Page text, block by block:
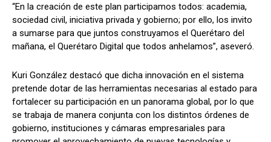
“En la creación de este plan participamos todos: academia,
sociedad civil, iniciativa privada y gobierno; por ello, los invito
a sumarse para que juntos construyamos el Querétaro del
mañana, el Querétaro Digital que todos anhelamos”, aseveró.
Kuri González destacó que dicha innovación en el sistema
pretende dotar de las herramientas necesarias al estado para
fortalecer su participación en un panorama global, por lo que
se trabaja de manera conjunta con los distintos órdenes de
gobierno, instituciones y cámaras empresariales para